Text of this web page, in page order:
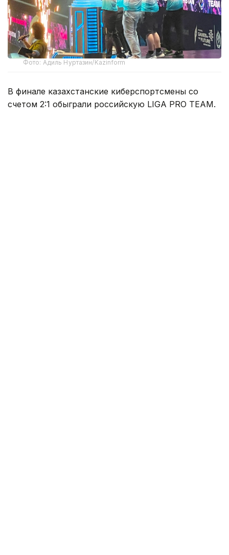
Фото: Адиль Нуртазин/Kazinform
В финале казахстанские киберспортсмены со
счетом 2:1 обыграли российскую LIGA PRO TEAM.